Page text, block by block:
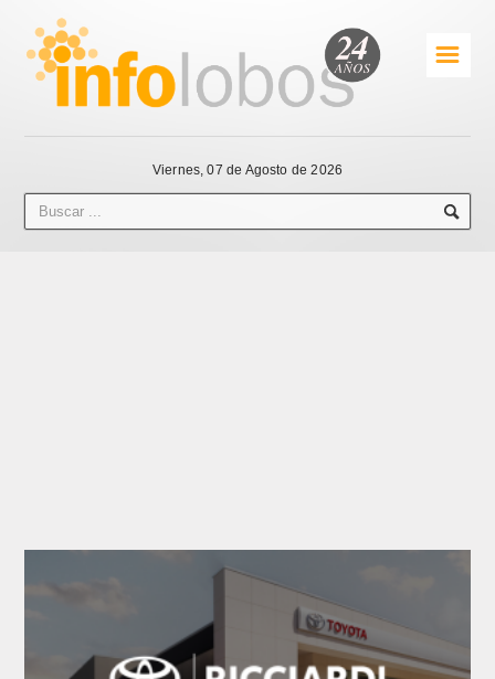
☰
Viernes, 07 de Agosto de 2026